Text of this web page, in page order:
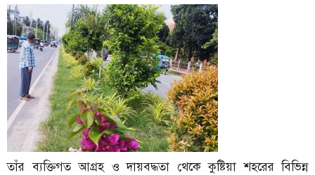
তাঁর ব্যক্তিগত আগ্রহ ও দায়বদ্ধতা থেকে কুষ্টিয়া শহরের বিভিন্ন